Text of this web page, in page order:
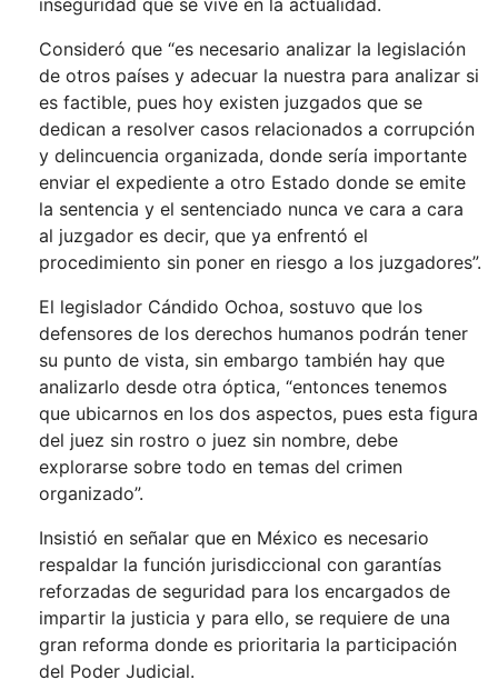
inseguridad que se vive en la actualidad.
Consideró que “es necesario analizar la legislación
de otros países y adecuar la nuestra para analizar si
es factible, pues hoy existen juzgados que se
dedican a resolver casos relacionados a corrupción
y delincuencia organizada, donde sería importante
enviar el expediente a otro Estado donde se emite
la sentencia y el sentenciado nunca ve cara a cara
al juzgador es decir, que ya enfrentó el
procedimiento sin poner en riesgo a los juzgadores”.
El legislador Cándido Ochoa, sostuvo que los
defensores de los derechos humanos podrán tener
su punto de vista, sin embargo también hay que
analizarlo desde otra óptica, “entonces tenemos
que ubicarnos en los dos aspectos, pues esta figura
del juez sin rostro o juez sin nombre, debe
explorarse sobre todo en temas del crimen
organizado”.
Insistió en señalar que en México es necesario
respaldar la función jurisdiccional con garantías
reforzadas de seguridad para los encargados de
impartir la justicia y para ello, se requiere de una
gran reforma donde es prioritaria la participación
del Poder Judicial.